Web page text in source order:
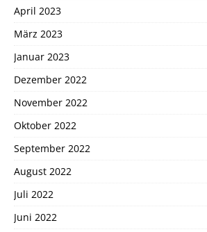
April 2023
März 2023
Januar 2023
Dezember 2022
November 2022
Oktober 2022
September 2022
August 2022
Juli 2022
Juni 2022